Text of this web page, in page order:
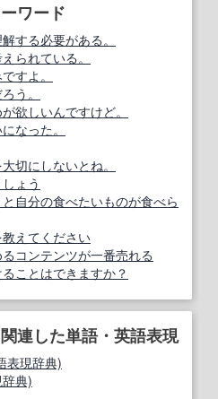
ワード
する必要がある。
られている。
すよ。
う。
欲しいんですけど。
なった。
切にしないとね。
ょう
自分の食べたいものが食べら
えてください
コンテンツが一番売れる
ことはできますか？
連した単語・英語表現
表現辞典)
典)